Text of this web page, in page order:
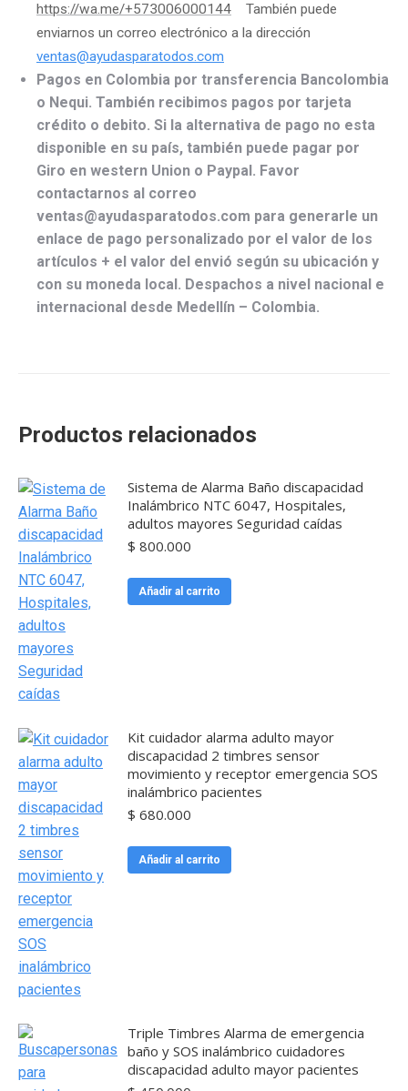
https://wa.me/+573006000144 También puede
enviarnos un correo electrónico a la dirección
ventas@ayudasparatodos.com
Pagos en Colombia por transferencia Bancolombia
o Nequi. También recibimos pagos por tarjeta
crédito o debito. Si la alternativa de pago no esta
disponible en su país, también puede pagar por
Giro en western Union o Paypal. Favor
contactarnos al correo
ventas@ayudasparatodos.com para generarle un
enlace de pago personalizado por el valor de los
artículos + el valor del envió según su ubicación y
con su moneda local. Despachos a nivel nacional e
internacional desde Medellín – Colombia.
Productos relacionados
Sistema de Alarma Baño discapacidad
Inalámbrico NTC 6047, Hospitales,
adultos mayores Seguridad caídas
$ 800.000
Añadir al carrito
Kit cuidador alarma adulto mayor
discapacidad 2 timbres sensor
movimiento y receptor emergencia SOS
inalámbrico pacientes
$ 680.000
Añadir al carrito
Triple Timbres Alarma de emergencia
baño y SOS inalámbrico cuidadores
discapacidad adulto mayor pacientes